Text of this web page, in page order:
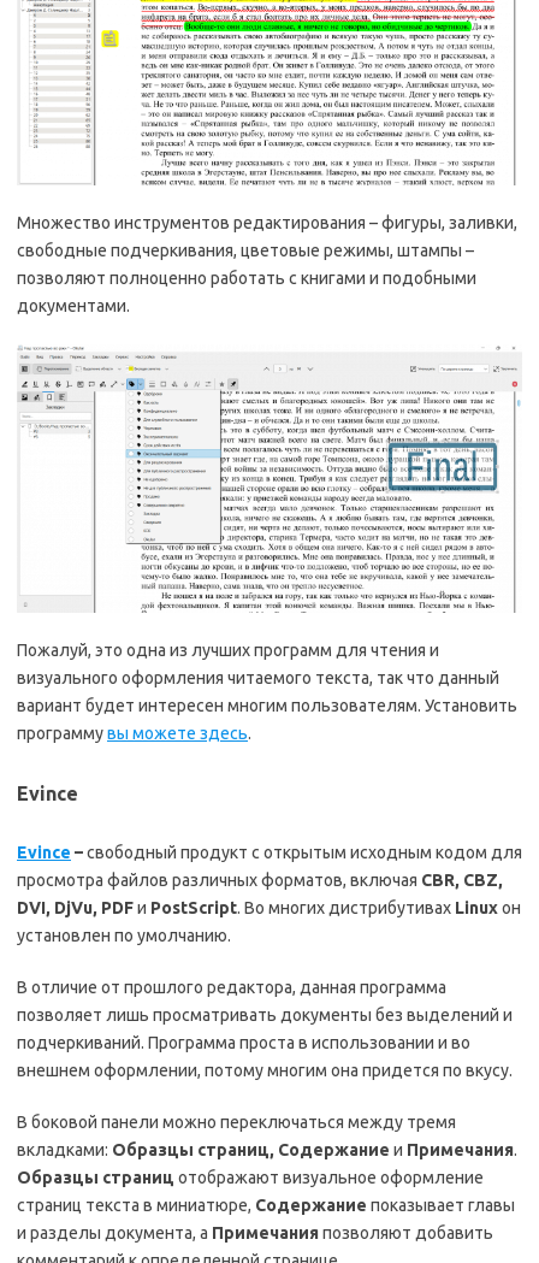
Множество инструментов редактирования – фигуры, заливки,
свободные подчеркивания, цветовые режимы, штампы –
позволяют полноценно работать с книгами и подобными
документами.
Пожалуй, это одна из лучших программ для чтения и
визуального оформления читаемого текста, так что данный
вариант будет интересен многим пользователям. Установить
программувы можете здесь.
Evince
Evince –свободный продукт с открытым исходным кодом для
просмотра файлов различных форматов, включая CBR, CBZ,
DVI, DjVu, PDFи PostScript. Во многих дистрибутивах Linuxон
установлен по умолчанию.
В отличие от прошлого редактора, данная программа
позволяет лишь просматривать документы без выделений и
подчеркиваний. Программа проста в использовании и во
внешнем оформлении, потому многим она придется по вкусу.
В боковой панели можно переключаться между тремя
вкладками: Образцы страниц, Содержание и Примечания.
Образцы страниц отображают визуальное оформление
страниц текста в миниатюре, Содержание показывает главы
и разделы документа, а Примечанияпозволяют добавить